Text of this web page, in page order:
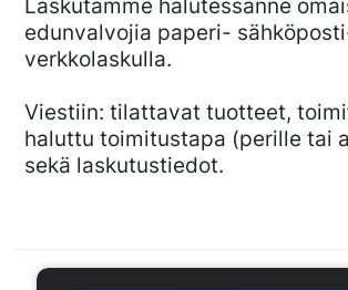
Laskutamme halutessanne
edunvalvojia paperi-
verkkolaskulla.
Viestiin: tilattavat tuotteet,
haluttu toimitustapa (perille tai
sekä laskutustiedot.